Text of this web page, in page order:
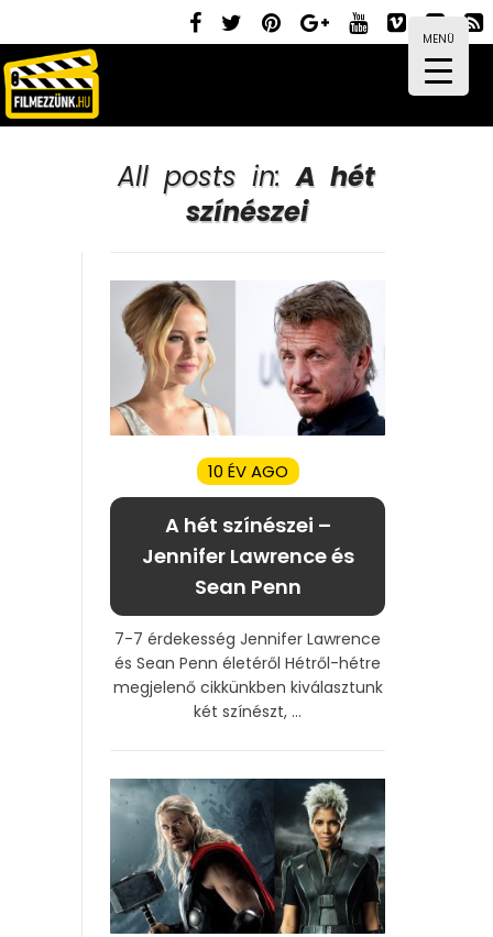
MENÜ
All posts in:A hét
színészei
10 ÉV AGO
A hét színészei –
Jennifer Lawrence és
Sean Penn
7-7 érdekesség Jennifer Lawrence
és Sean Penn életéről Hétről-hétre
megjelenő cikkünkben kiválasztunk
két színészt, ...